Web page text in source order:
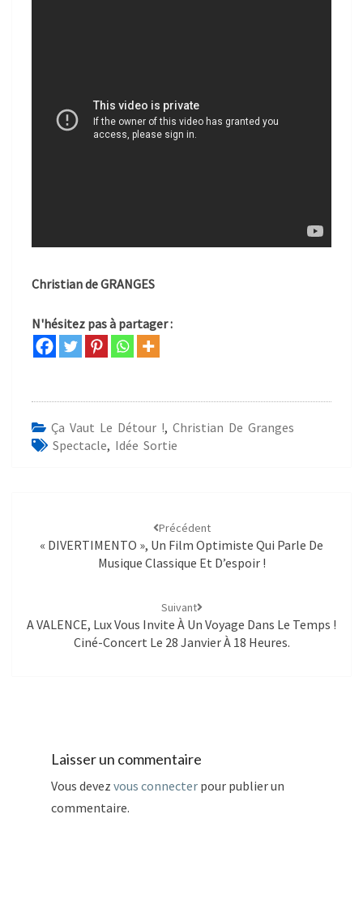
Christian de GRANGES
N'hésitez pas à partager :
Ça Vaut Le Détour !, Christian De Granges
Spectacle, Idée Sortie
Précédent
« DIVERTIMENTO », Un Film Optimiste Qui Parle De
Musique Classique Et D’espoir !
Suivant
A VALENCE, Lux Vous Invite À Un Voyage Dans Le Temps !
Ciné-Concert Le 28 Janvier À 18 Heures.
Laisser un commentaire
Vous devez vous connecter pour publier un
commentaire.